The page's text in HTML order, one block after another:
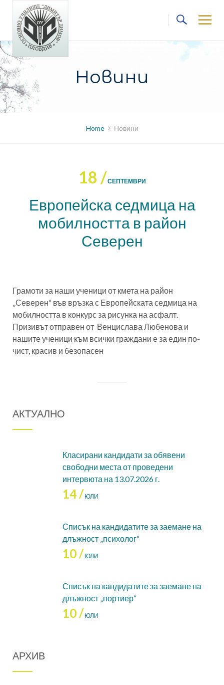
content
Новини
Home Новини
18 /СЕПТЕМВРИ
Европейска седмица на
мобилността в район
Северен
Грамоти за наши ученици от кмета на район
„Северен“ във връзка с Европейската седмица на
мобилността в конкурс за рисунка на асфалт.
Призивът отправен от Венцислава Любенова и
нашите ученици към всички граждани е за един по-
чист, красив и безопасен
АКТУАЛНО
Класирани кандидати за обявени
свободни места от проведени
интервюта на 13.07.2026 г.
14 / ЮЛИ
Списък на кандидатите за заемане на
длъжност „психолог“
10 / ЮЛИ
Списък на кандидатите за заемане на
длъжност „портиер“
10 / ЮЛИ
АРХИВ